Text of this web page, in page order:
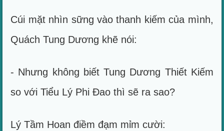
Cúi mặt nhìn sững vào thanh kiếm của mình,
Quách Tung Dương khẽ nói:
- Nhưng không biết Tung Dương Thiết Kiếm
so với Tiểu Lý Phi Đao thì sẽ ra sao?
Lý Tầm Hoan điềm đạm mỉm cười: